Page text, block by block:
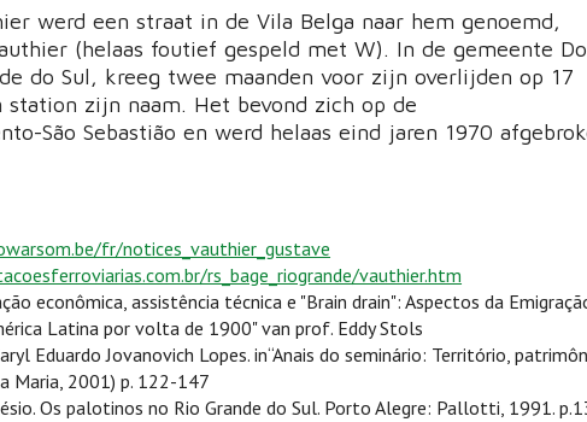
werd een straat in de Vila Belga naar hem genoemd,
(helaas foutief gespeld met W). In de gemeente
do Sul, kreeg twee maanden voor zijn overlijden op 17
station zijn naam. Het bevond zich op de
São Sebastião en werd helaas eind jaren 1970
fr/notices_vauthier_gustave
rs_bage_riogrande/vauthier.htm
econômica, assistência técnica e "Brain drain": Aspectos da
Latina por volta de 1900" van prof. Eddy Stols
Eduardo Jovanovich Lopes. in“Anais do seminário: Território,
Maria, 2001) p. 122-147
Os palotinos no Rio Grande do Sul. Porto Alegre: Pallotti, 1991.